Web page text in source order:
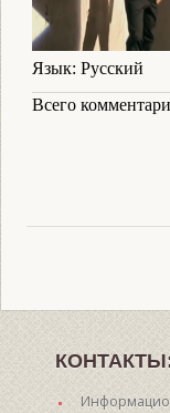
Язык: Русский
Всего